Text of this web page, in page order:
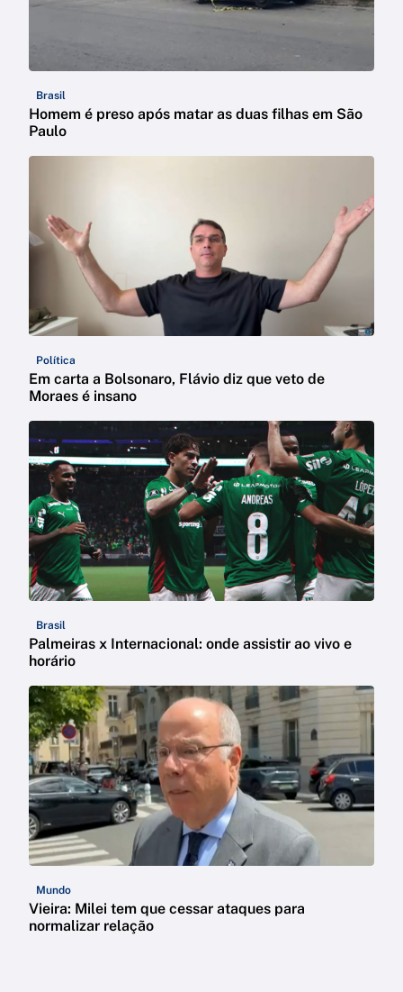
Brasil
Homem é preso após matar as duas filhas em São
Paulo
Política
Em carta a Bolsonaro, Flávio diz que veto de
Moraes é insano
Brasil
Palmeiras x Internacional: onde assistir ao vivo e
horário
Mundo
Vieira: Milei tem que cessar ataques para
normalizar relação